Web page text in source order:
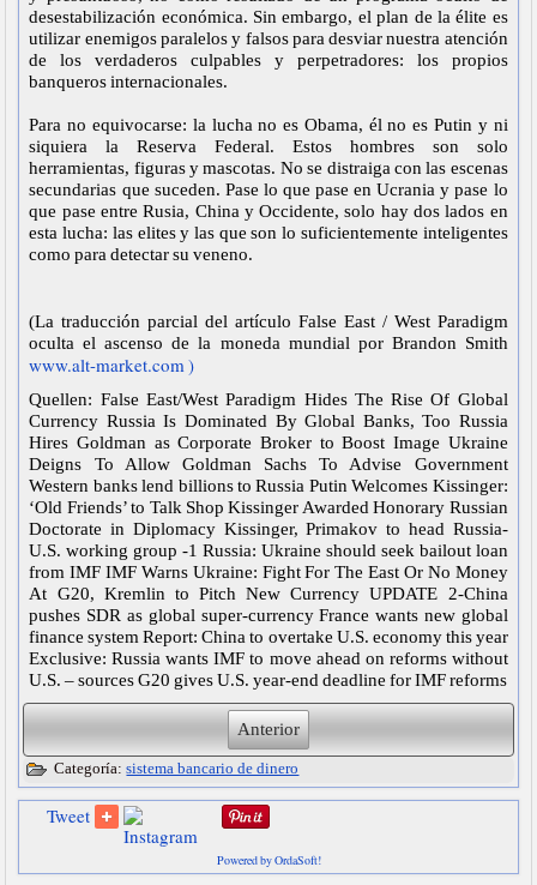
desestabilización económica. Sin embargo, el plan de la élite es
utilizar enemigos paralelos y falsos para desviar nuestra atención
de los verdaderos culpables y perpetradores: los propios
banqueros internacionales.
Para no equivocarse: la lucha no es Obama, él no es Putin y ni
siquiera la Reserva Federal. Estos hombres son solo
herramientas, figuras y mascotas. No se distraiga con las escenas
secundarias que suceden. Pase lo que pase en Ucrania y pase lo
que pase entre Rusia, China y Occidente, solo hay dos lados en
esta lucha: las elites y las que son lo suficientemente inteligentes
como para detectar su veneno.
(La traducción parcial del artículo False East / West Paradigm
oculta el ascenso de la moneda mundial por Brandon Smith
www.alt-market.com )
Quellen: False East/West Paradigm Hides The Rise Of Global
Currency Russia Is Dominated By Global Banks, Too Russia
Hires Goldman as Corporate Broker to Boost Image Ukraine
Deigns To Allow Goldman Sachs To Advise Government
Western banks lend billions to Russia Putin Welcomes Kissinger:
‘Old Friends’ to Talk Shop Kissinger Awarded Honorary Russian
Doctorate in Diplomacy Kissinger, Primakov to head Russia-
U.S. working group -1 Russia: Ukraine should seek bailout loan
from IMF IMF Warns Ukraine: Fight For The East Or No Money
At G20, Kremlin to Pitch New Currency UPDATE 2-China
pushes SDR as global super-currency France wants new global
finance system Report: China to overtake U.S. economy this year
Exclusive: Russia wants IMF to move ahead on reforms without
U.S. – sources G20 gives U.S. year-end deadline for IMF reforms
Anterior
Categoría:sistema bancario de dinero
Tweet
Powered by OrdaSoft!